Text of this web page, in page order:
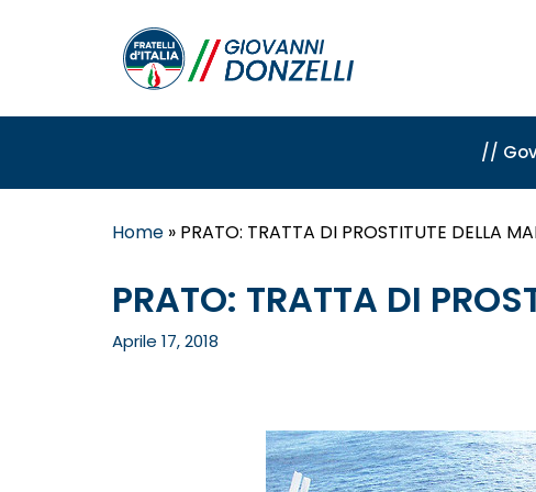
//
Home » PRATO: TRATTA DI PROSTITUTE DELLA
PRATO: TRATTA DI
Aprile 17, 2018